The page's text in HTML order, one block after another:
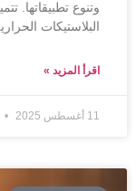
وتنوع تطبيقاتها.
البلاستيكات
اقرأ المزيد »
11 أغسطس 2025